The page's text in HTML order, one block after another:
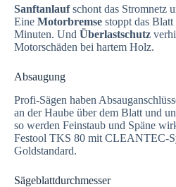
Sanftanlaufschont das Stromnetz
Eine Motorbremse stoppt das
Minuten. Und Überlastschutz
Motorschäden bei hartem Holz.
Absaugung
Profi-Sägen haben
an der Haube über dem Blatt und
so werden Feinstaub und Späne
Festool TKS 80 mit CLEANTEC-
Goldstandard.
Sägeblattdurchmesser